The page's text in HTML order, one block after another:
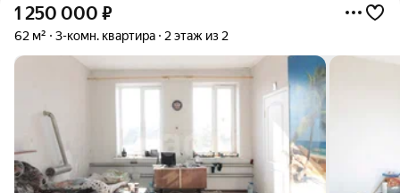
1 250 000 ₽
62 м² 3-комн. квартира 2 этаж из 2